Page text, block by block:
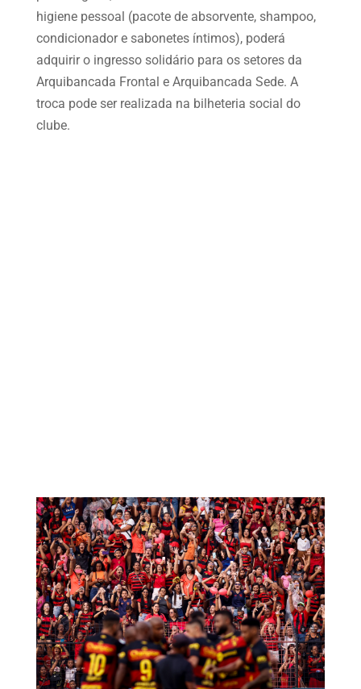
higiene pessoal (pacote de absorvente, shampoo,
condicionador e sabonetes íntimos), poderá
adquirir o ingresso solidário para os setores da
Arquibancada Frontal e Arquibancada Sede. A
troca pode ser realizada na bilheteria social do
clube.